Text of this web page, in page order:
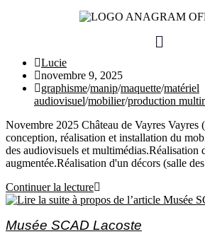
Lucie
novembre 9, 2025
graphisme/manip/maquette/matériel
audiovisuel/mobilier/production
Novembre 2025 Château de Vayres Vayres
conception, réalisation et installation du
des audiovisuels et multimédias.Réalisation
augmentée.Réalisation d'un décors (salle
Continuer la lecture
Musée SCAD Lacoste